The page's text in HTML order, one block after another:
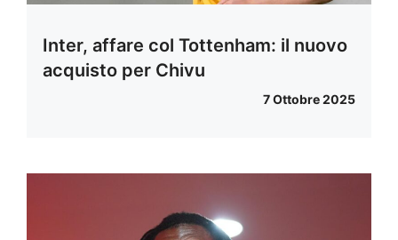
Inter, affare col Tottenham: il nuovo
acquisto per Chivu
7 Ottobre 2025